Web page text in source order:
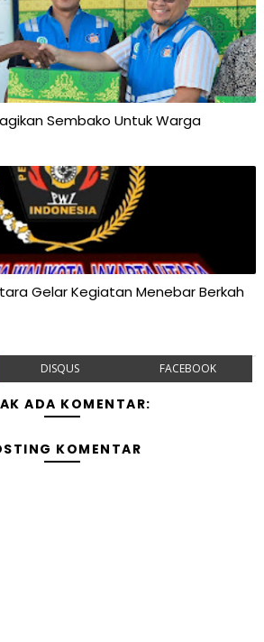
Sembako Untuk Warga
Gelar Kegiatan Menebar Berkah
DISQUS FACEBOOK
ADA KOMENTAR:
KOMENTAR